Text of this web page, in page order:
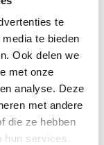
te
te bieden
Ook delen we
met onze
analyse. Deze
met andere
die ze hebben
hun services.
Prijs
v.a. €250,-
v.a. €250,-
v.a. €250,-
v.a. €250,-